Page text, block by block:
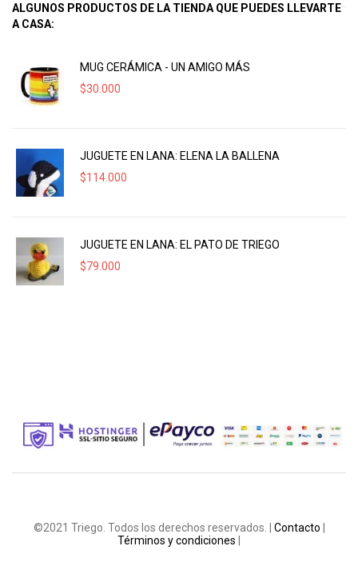
ALGUNOS PRODUCTOS DE LA TIENDA QUE PUEDES LLEVARTE
A CASA:
MUG CERÁMICA - UN AMIGO MÁS
$30.000
JUGUETE EN LANA: ELENA LA BALLENA
$114.000
JUGUETE EN LANA: EL PATO DE TRIEGO
$79.000
©2021 Triego. Todos los derechos reservados. | Contacto
Términos y condiciones